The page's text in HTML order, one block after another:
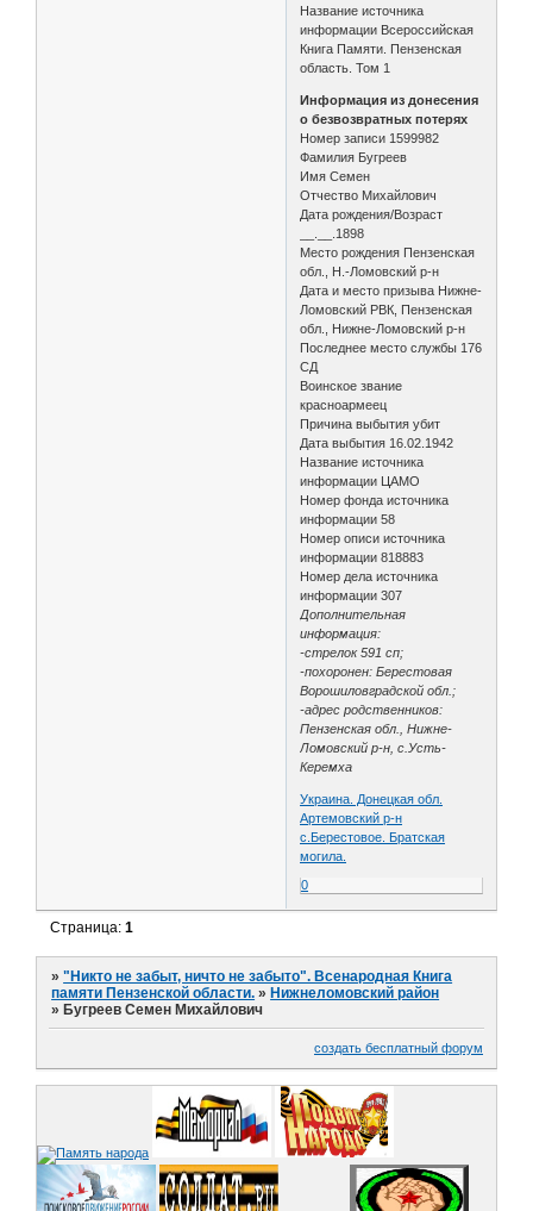
Название источника
информации Всероссийская
Книга Памяти. Пензенская
область. Том 1
Информация из донесения
о безвозвратных потерях
Номер записи 1599982
Фамилия Бугреев
Имя Семен
Отчество Михайлович
Дата рождения/Возраст
__.__.1898
Место рождения Пензенская
обл., Н.-Ломовский р-н
Дата и место призыва Нижне-
Ломовский РВК, Пензенская
обл., Нижне-Ломовский р-н
Последнее место службы 176
СД
Воинское звание
красноармеец
Причина выбытия убит
Дата выбытия 16.02.1942
Название источника
информации ЦАМО
Номер фонда источника
информации 58
Номер описи источника
информации 818883
Номер дела источника
информации 307
Дополнительная
информация:
-стрелок 591 сп;
-похоронен: Берестовая
Ворошиловградской обл.;
-адрес родственников:
Пензенская обл., Нижне-
Ломовский р-н, с.Усть-
Керемха
Украина. Донецкая обл.
Артемовский р-н
с.Берестовое. Братская
могила.
0
Страница:1
»"Никто не забыт, ничто не забыто". Всенародная Книга
памяти Пензенской области. » Нижнеломовский район
» Бугреев Семен Михайлович
создать бесплатный форум